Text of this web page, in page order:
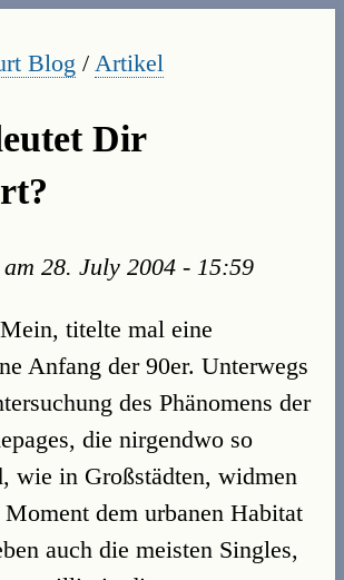
Blog / Artikel
Dir
28. July 2004 - 15:59
titelte mal eine
Anfang der 90er. Unterwegs
des Phänomens der
die nirgendwo so
wie in Großstädten, widmen
dem urbanen Habitat
auch die meisten Singles,